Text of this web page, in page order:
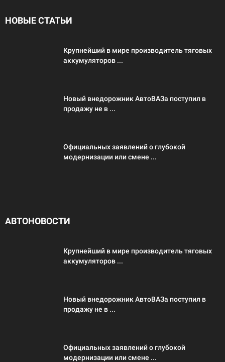
НОВЫЕ СТАТЬИ
Крупнейший в мире производитель тяговых
аккумуляторов ...
Новый внедорожник АвтоВАЗа поступил в
продажу не в ...
Официальных заявлений о глубокой
модернизации или смене ...
АВТОНОВОСТИ
Крупнейший в мире производитель тяговых
аккумуляторов ...
Новый внедорожник АвтоВАЗа поступил в
продажу не в ...
Официальных заявлений о глубокой
модернизации или смене ...